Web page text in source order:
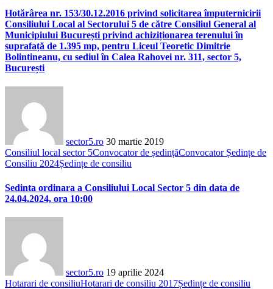
Hotărârea nr. 153/30.12.2016 privind solicitarea împuternicirii
Consiliului Local al Sectorului 5 de către Consiliul General al
Municipiului București privind achiziționarea terenului în
suprafață de 1.395 mp, pentru Liceul Teoretic Dimitrie
Bolintineanu, cu sediul în Calea Rahovei nr. 311, sector 5,
București
sector5.ro 30 martie 2019
Consiliul local sector 5Convocator de ședințăConvocator Ședințe de
Consiliu 2024Ședințe de consiliu
Sedinta ordinara a Consiliului Local Sector 5 din data de
24.04.2024, ora 10:00
sector5.ro 19 aprilie 2024
Hotarari de consiliuHotarari de consiliu 2017Ședințe de consiliu